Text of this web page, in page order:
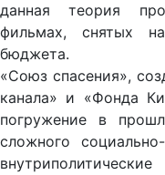
данная теория
фильмах, снятых
бюджета.
«Союз спасения»,
канала» и «Фонда
погружение в
сложного